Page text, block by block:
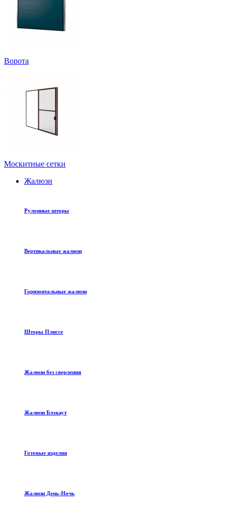
Ворота
Москитные сетки
Жалюзи
Рулонные шторы
Вертикальные жалюзи
Горизонтальные жалюзи
Шторы Плиссе
Жалюзи без сверления
Жалюзи Блэкаут
Готовые изделия
Жалюзи День-Ночь